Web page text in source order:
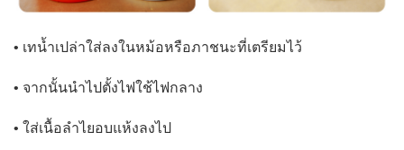
• เทน้ำเปล่าใส่ลงในหม้อหรือภาชนะที่เตรียมไว้
• จากนั้นนำไปตั้งไฟใช้ไฟกลาง
• ใส่เนื้อลำไยอบแห้งลงไป